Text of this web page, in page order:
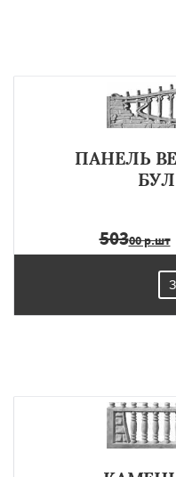
ПАНЕЛЬ
50300 р.шт